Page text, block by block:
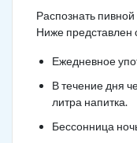
Распознать пивной
Ниже представлен
Ежедневное
В течение дня
литра напитка.
Бессонница